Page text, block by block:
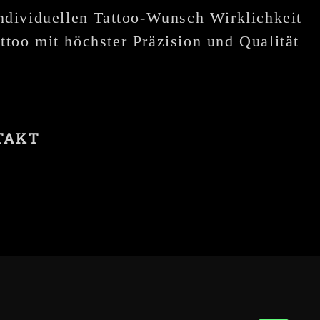
Tattoo-Wunsch Wirklichkeit
mit höchster Präzision und Qualität